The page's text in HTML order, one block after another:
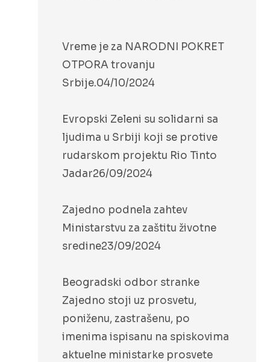
Vreme je za NARODNI POKRET
OTPORA trovanju
Srbije.04/10/2024
Evropski Zeleni su solidarni sa
ljudima u Srbiji koji se protive
rudarskom projektu Rio Tinto
Jadar26/09/2024
Zajedno podnela zahtev
Ministarstvu za zaštitu životne
sredine23/09/2024
Beogradski odbor stranke
Zajedno stoji uz prosvetu,
poniženu, zastrašenu, po
imenima ispisanu na spiskovima
aktuelne ministarke prosvete